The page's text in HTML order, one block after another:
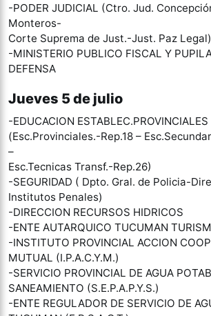
-PODER JUDICIAL (Ctro. Jud.
Monteros-
Corte Suprema de Just.-Just. Paz Legal)
-MINISTERIO PUBLICO FISCAL Y
DEFENSA
Jueves 5 de julio
-EDUCACION ESTABLEC.PROVINCIALES
(Esc.Provinciales.-Rep.18 –
–
Esc.Tecnicas Transf.-Rep.26)
-SEGURIDAD ( Dpto. Gral. de Policia-
Institutos Penales)
-DIRECCION RECURSOS HIDRICOS
-ENTE AUTARQUICO TUCUMAN
-INSTITUTO PROVINCIAL ACCION
MUTUAL (I.P.A.C.Y.M.)
-SERVICIO PROVINCIAL DE AGUA
SANEAMIENTO (S.E.P.A.P.Y.S.)
-ENTE REGULADOR DE SERVICIO DE